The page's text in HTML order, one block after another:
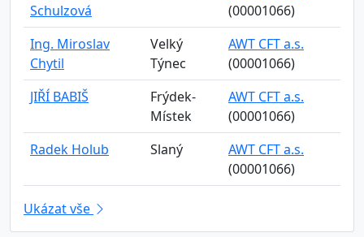
Schulzová
(00001066)
Ing. Miroslav
Chytil
Velký
Týnec
AWT CFT a.s.
(00001066)
JIŘÍ BABIŠ
Frýdek-
Místek
AWT CFT a.s.
(00001066)
Radek Holub
Slaný
AWT CFT a.s.
(00001066)
Ukázat vše